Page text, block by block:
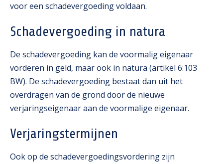
voor een schadevergoeding voldaan.
Schadevergoeding in natura
De schadevergoeding kan de voormalig eigenaar
vorderen in geld, maar ook in natura (artikel 6:103
BW). De schadevergoeding bestaat dan uit het
overdragen van de grond door de nieuwe
verjaringseigenaar aan de voormalige eigenaar.
Verjaringstermijnen
Ook op de schadevergoedingsvordering zijn